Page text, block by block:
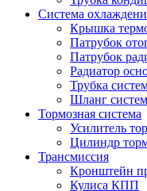
Система
Крышка
Патрубок
Патрубок
Радиатор
Трубка
Шланг
Тормозная система
Усилитель
Цилиндр
Трансмиссия
Кронштейн
Кулиса КПП